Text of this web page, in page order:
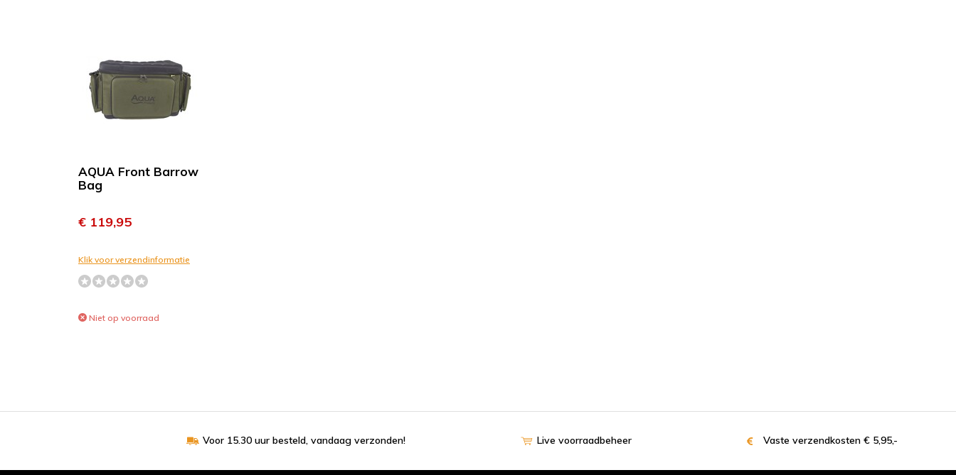
AQUA Front Barrow
Bag
€ 119,95
Klik voor verzendinformatie
Niet op voorraad
Voor 15.30 uur besteld, vandaag verzonden! Live voorraadbeheer Vaste verzendkosten € 5,95,-